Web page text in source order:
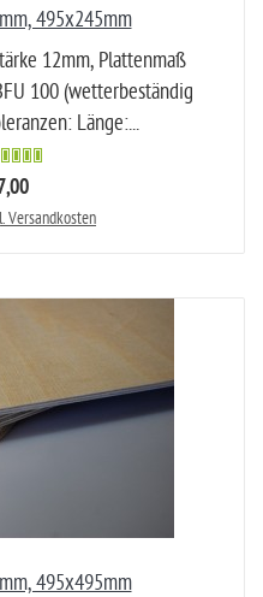
495x245mm
12mm, Plattenmaß
100 (wetterbeständig
Länge:...
Versandkosten
495x495mm